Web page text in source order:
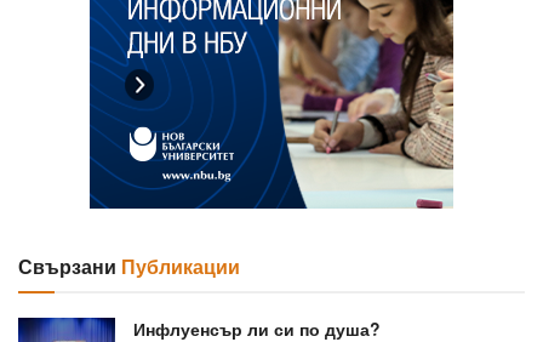
Свързани Публикации
Инфлуенсър ли си по душа?